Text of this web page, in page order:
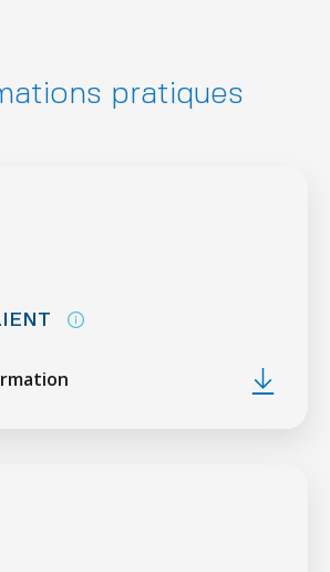
pratiques